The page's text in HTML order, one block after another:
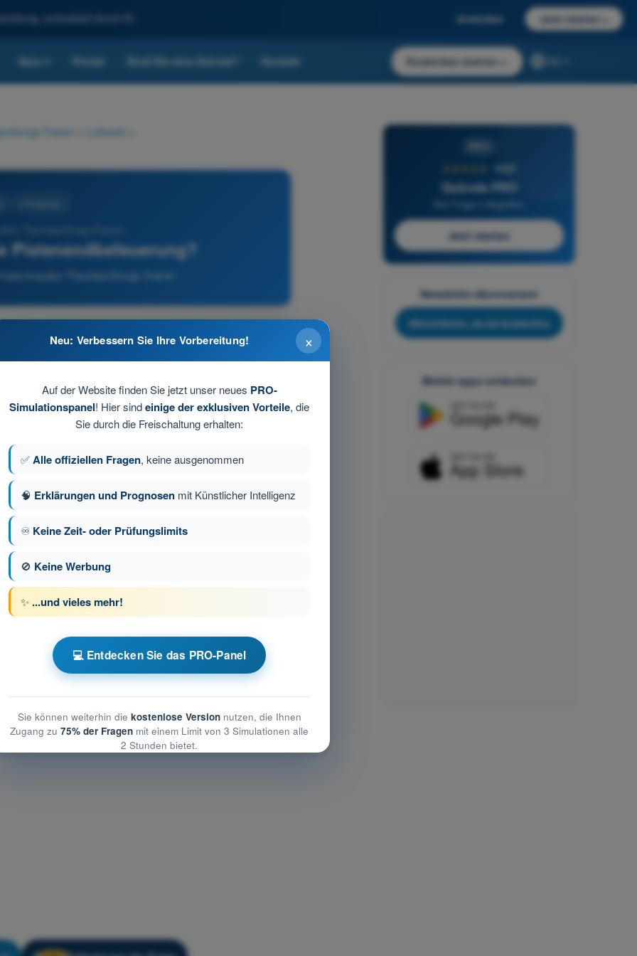
unterstützt durch KI. Anmelden Jetzt starten
Quiz Preise Sind Sie eine Schule? Kontakt Kostenlos starten
Trainer Luftrecht
Pistenendbefeuerung?
Theorieprüfungs-Trainer
89 von 206
PPL(H) Hubschrauber
Trainer - Luftrecht
- Luftrecht
- Luftrecht
4,6/5
Quizvds PRO
Alle Fragen inbegriffen
Jetzt starten
Newsletter-Abonnement
Abonnieren, es ist kostenlos
Mobile apps entdecken
×
Neu: Verbessern Sie Ihre Vorbereitung!
Auf der Website finden Sie jetzt unser neues PRO-
Simulationspanel! Hier sindeinige der exklusiven Vorteile, die
Sie durch die Freischaltung erhalten:
✅Alle offiziellen Fragen, keine ausgenommen
🧠 Erklärungen und Prognosen mit Künstlicher Intelligenz
♾️ Keine Zeit- oder Prüfungslimits
🚫 Keine Werbung
✨ ...und vieles mehr!
💻 Entdecken Sie das PRO-Panel
Sie können weiterhin die kostenlose Versionnutzen, die Ihnen
Zugang zu 75% der Fragen mit einem Limit von 3 Simulationen alle
2 Stunden bietet.